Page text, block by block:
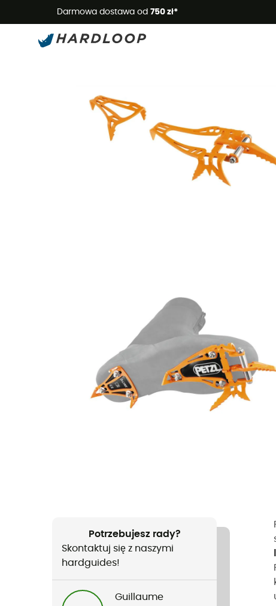
Darmowa dostawa od 750 zł* Letnie
Potrzebujesz rady?
Skontaktuj się z naszymi
hardguides!
Guillaume